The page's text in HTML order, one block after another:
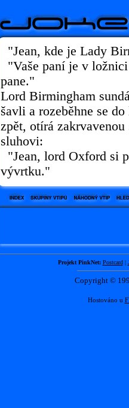
"Jean, kde je Lady
"Vaše paní je v
pane."
Lord Birmingham
šavli a rozeběhne se
zpět, otírá
sluhovi:
"Jean, lord Oxford si
vývrtku."
Projekt PinkNet: Postcard|
Copyright ©
Hostováno u